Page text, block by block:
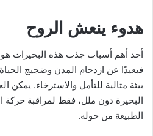
هدوء ينعش الروح
أحد أهم أسباب جذب هذه البحيرات هو
فبعيدًا عن ازدحام المدن وضجيج
بيئة مثالية للتأمل والاسترخاء.
البحيرة دون ملل، فقط لمراقبة حركة
الطبيعة من حوله.